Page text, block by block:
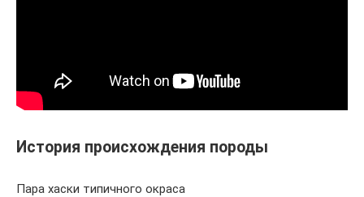
История происхождения породы
Пара хаски типичного окраса